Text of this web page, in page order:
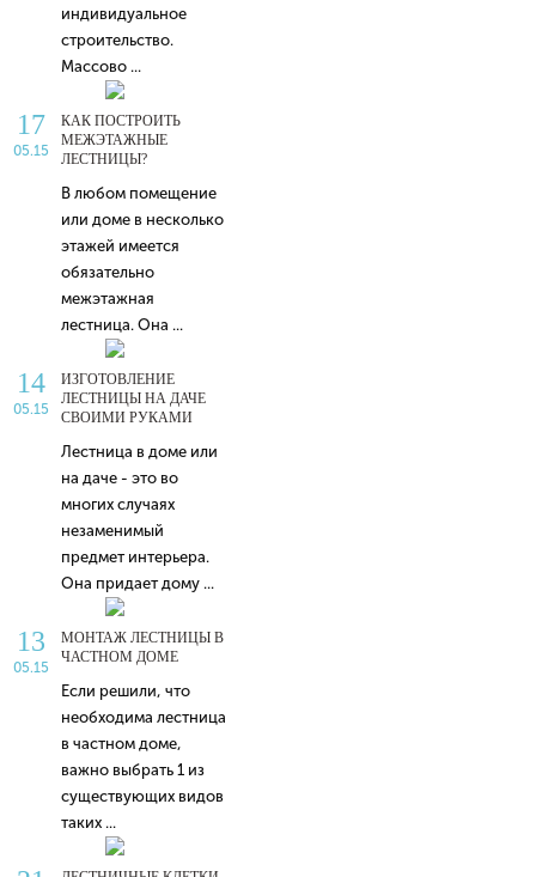
индивидуальное
строительство.
Массово ...
17
05.15
КАК ПОСТРОИТЬ
МЕЖЭТАЖНЫЕ
ЛЕСТНИЦЫ?
В любом помещение
или доме в несколько
этажей имеется
обязательно
межэтажная
лестница. Она ...
14
05.15
ИЗГОТОВЛЕНИЕ
ЛЕСТНИЦЫ НА ДАЧЕ
СВОИМИ РУКАМИ
Лестница в доме или
на даче - это во
многих случаях
незаменимый
предмет интерьера.
Она придает дому ...
13
05.15
МОНТАЖ ЛЕСТНИЦЫ В
ЧАСТНОМ ДОМЕ
Если решили, что
необходима лестница
в частном доме,
важно выбрать 1 из
существующих видов
таких ...